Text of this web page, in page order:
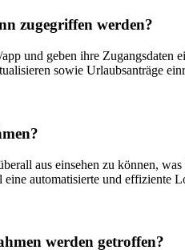
zugegriffen werden?
und geben ihre
sowie Urlaubsanträge
aus einsehen zu können,
automatisierte und effiziente
werden getroffen?